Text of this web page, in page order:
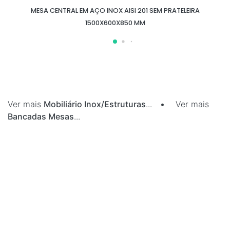
MESA CENTRAL EM AÇO INOX AISI 201 SEM PRATELEIRA
1500X600X850 MM
Ver mais Mobiliário Inox/Estruturas... • Ver mais
Bancadas Mesas...